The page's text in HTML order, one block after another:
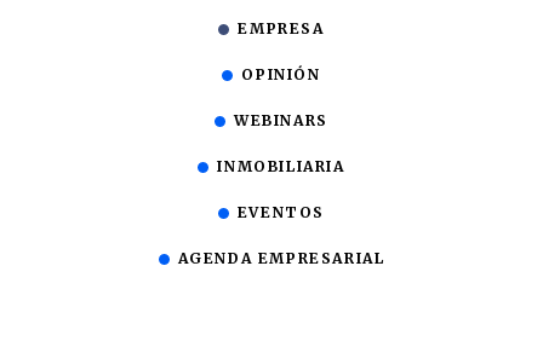
EMPRESA
OPINIÓN
WEBINARS
INMOBILIARIA
EVENTOS
AGENDA EMPRESARIAL